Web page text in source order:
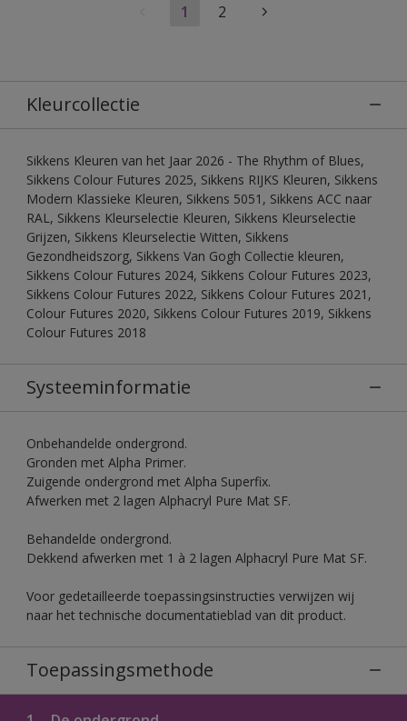
1 2
Kleurcollectie
Sikkens Kleuren van het Jaar 2026 - The Rhythm of Blues,
Sikkens Colour Futures 2025, Sikkens RIJKS Kleuren, Sikkens
Modern Klassieke Kleuren, Sikkens 5051, Sikkens ACC naar
RAL, Sikkens Kleurselectie Kleuren, Sikkens Kleurselectie
Grijzen, Sikkens Kleurselectie Witten, Sikkens
Gezondheidszorg, Sikkens Van Gogh Collectie kleuren,
Sikkens Colour Futures 2024, Sikkens Colour Futures 2023,
Sikkens Colour Futures 2022, Sikkens Colour Futures 2021,
Colour Futures 2020, Sikkens Colour Futures 2019, Sikkens
Colour Futures 2018
Systeeminformatie
Onbehandelde ondergrond.
Gronden met Alpha Primer.
Zuigende ondergrond met Alpha Superfix.
Afwerken met 2 lagen Alphacryl Pure Mat SF.
Behandelde ondergrond.
Dekkend afwerken met 1 à 2 lagen Alphacryl Pure Mat SF.
Voor gedetailleerde toepassingsinstructies verwijzen wij
naar het technische documentatieblad van dit product.
Toepassingsmethode